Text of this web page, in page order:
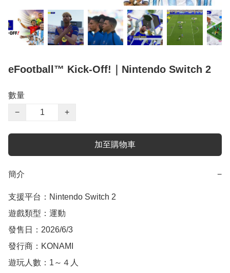
eFootball™ Kick-Off!｜Nintendo Switch 2
數量
−
+
加至購物車
簡介 −
支援平台：Nintendo Switch 2
遊戲類型：運動
發售日：2026/6/3
發行商：KONAMI
遊玩人數：1～４人